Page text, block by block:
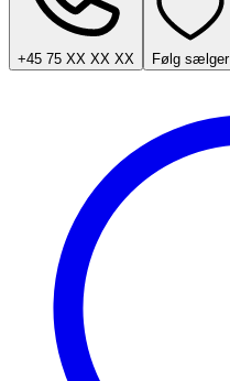
+45 75 XX XX XX Følg sælger